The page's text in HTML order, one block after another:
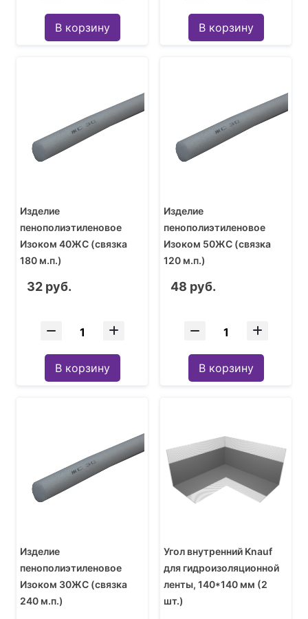
В корзину В корзину
Изделие
пенополиэтиленовое
Изоком 40ЖС (связка
180 м.п.)
32 руб.
В корзину
Изделие
пенополиэтиленовое
Изоком 50ЖС (связка
120 м.п.)
48 руб.
В корзину
Изделие
пенополиэтиленовое
Изоком 30ЖС (связка
240 м.п.)
Угол внутренний Knauf
для гидроизоляционной
ленты, 140*140 мм (2
шт.)